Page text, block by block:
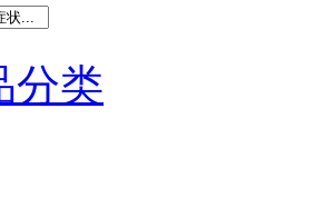
分类